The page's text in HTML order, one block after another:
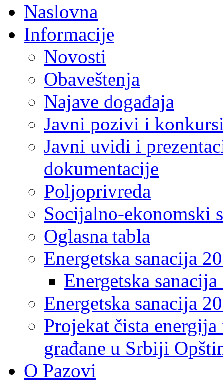
Naslovna
Informacije
Novosti
Obaveštenja
Najave događaja
Javni pozivi i
Javni uvidi i
dokumentacije
Poljoprivreda
Socijalno-ekonomski
Oglasna tabla
Energetska sanacija
Energetska
Energetska sanacija
Projekat čista
građane u Srbiji
O Pazovi